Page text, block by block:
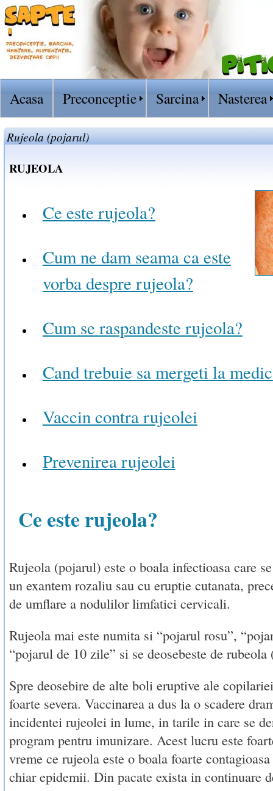
Acasa Preconceptie Sarcina Nasterea
Rujeola (pojarul)
RUJEOLA
Ce este rujeola?
Cum ne dam seama ca este
vorba despre rujeola?
Cum se raspandeste rujeola?
Cand trebuie sa mergeti la
Vaccin contra rujeolei
Prevenirea rujeolei
Ce este rujeola?
Rujeola (pojarul) este o boala infectioasa care
un exantem rozaliu sau cu eruptie cutanata,
de umflare a nodulilor limfatici cervicali.
Rujeola mai este numita si “pojarul rosu”,
“pojarul de 10 zile” si se deosebeste de
Spre deosebire de alte boli eruptive ale
foarte severa. Vaccinarea a dus la o scadere
incidentei rujeolei in lume, in tarile in care se
program pentru imunizare. Acest lucru este
vreme ce rujeola este o boala foarte
chiar epidemii. Din pacate exista in continuare